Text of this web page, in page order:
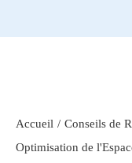
Accueil Conseils de
Optimisation de